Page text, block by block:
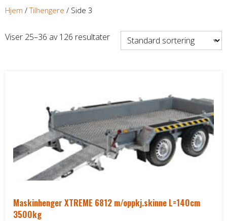
Lett motorsykkel
Moped / Scooter
Honda ATV
Kawasaki ATV/UTV
Hisun ATV / UTV
TGB ATV
Hjem /Tilhengere / Side 3
Viser 25–36 av 126 resultater
Maskinhenger XTREME 6812 m/oppkj.skinne L=140cm
3500kg